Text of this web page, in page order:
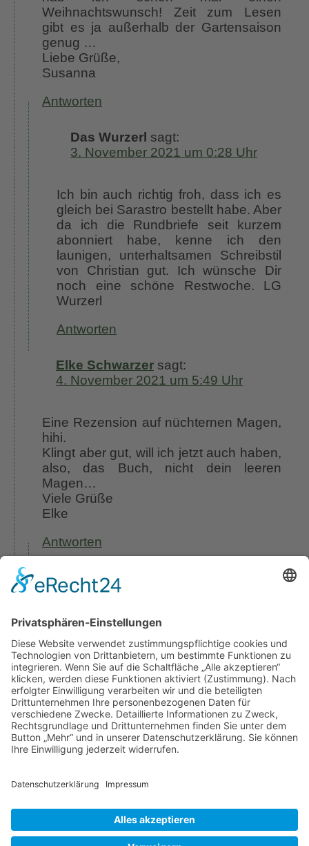
Weihnachtswunsch! Zeit zum Lesen
gibt es ja außerhalb der Gartensaison
genug …
Liebe Grüße,
Susanna
Antworten
Das Wurzerl sagt:
3. November 2021 um 0:28 Uhr
Ich bin auch richtig froh, dass ich es
gleich bei Sarastro bestellt habe. Aber
da ich die Rundbriefe seit kurzem
abonniert habe, kenne ich den
launigen, unterhaltsamen Schreibstil
von Christian gut. Ich wünsche Dir
noch eine schöne Restwoche. LG
Wurzerl
Antworten
Elke Schwarzer sagt:
4. November 2021 um 5:49 Uhr
Eine Rezension auf nüchternen Magen,
hihi.
Klingt aber gut, will ich jetzt auch haben,
also, das Buch, nicht dein leeren
Magen…
Viele Grüße
Elke
Antworten
Das Wurzerl
4. November 2021 um 7:31 Uhr
Elke,ich finde den Inhalt dieses
Buches auch um einiges
unterhaltsamer, als mein
Magenknurren. Lass es Dir gutgehen.
LG Wurzerl
Antworten